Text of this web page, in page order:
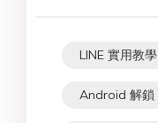
LINE 實用教學
Android 解鎖